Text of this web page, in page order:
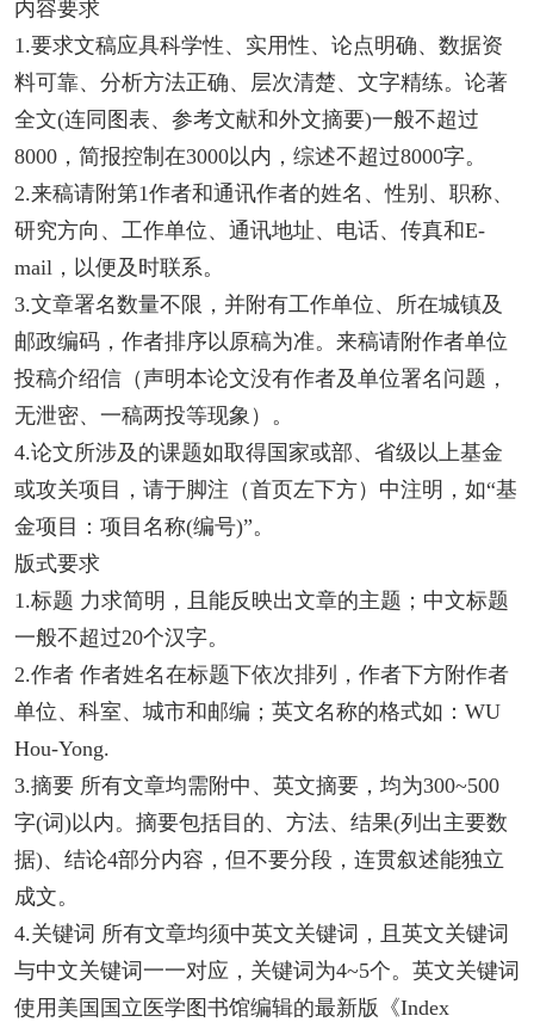
内容要求
1.要求文稿应具科学性、实用性、论点明确、数据资
料可靠、分析方法正确、层次清楚、文字精练。论著
全文(连同图表、参考文献和外文摘要)一般不超过
8000，简报控制在3000以内，综述不超过8000字。
2.来稿请附第1作者和通讯作者的姓名、性别、职称、
研究方向、工作单位、通讯地址、电话、传真和E-
mail，以便及时联系。
3.文章署名数量不限，并附有工作单位、所在城镇及
邮政编码，作者排序以原稿为准。来稿请附作者单位
投稿介绍信（声明本论文没有作者及单位署名问题，
无泄密、一稿两投等现象）。
4.论文所涉及的课题如取得国家或部、省级以上基金
或攻关项目，请于脚注（首页左下方）中注明，如“基
金项目：项目名称(编号)”。
版式要求
1.标题 力求简明，且能反映出文章的主题；中文标题
一般不超过20个汉字。
2.作者 作者姓名在标题下依次排列，作者下方附作者
单位、科室、城市和邮编；英文名称的格式如：WU
Hou-Yong.
3.摘要 所有文章均需附中、英文摘要，均为300~500
字(词)以内。摘要包括目的、方法、结果(列出主要数
据)、结论4部分内容，但不要分段，连贯叙述能独立
成文。
4.关键词 所有文章均须中英文关键词，且英文关键词
与中文关键词一一对应，关键词为4~5个。英文关键词
使用美国国立医学图书馆编辑的最新版《Index